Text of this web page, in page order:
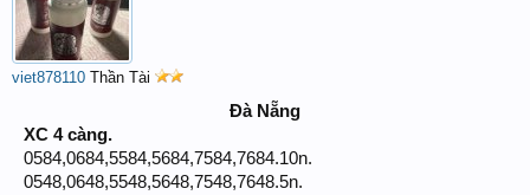
viet878110 Thần Tài
Đà Nẵng
XC 4 càng.
0584,0684,5584,5684,7584,7684.10n.
0548,0648,5548,5648,7548,7648.5n.